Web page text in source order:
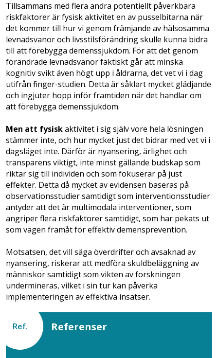
Tillsammans med flera andra potentiellt påverkbara
riskfaktorer är fysisk aktivitet en av pusselbitarna när
det kommer till hur vi genom främjande av hälsosamma
levnadsvanor och livsstilsförändring skulle kunna bidra
till att förebygga demenssjukdom. För att det genom
förändrade levnadsvanor faktiskt går att minska
kognitiv svikt även högt upp i åldrarna, det vet vi i dag
utifrån finger-studien. Detta är såklart mycket glädjande
och ingjuter hopp inför framtiden när det handlar om
att förebygga demenssjukdom.
Men att fysiskaktivitet i sig själv vore hela lösningen
stämmer inte, och hur mycket just det bidrar med vet vi i
dagsläget inte. Därför är nyansering, ärlighet och
transparens viktigt, inte minst gällande budskap som
riktar sig till individen och som fokuserar på just
effekter. Detta då mycket av evidensen baseras på
observationsstudier samtidigt som interventionsstudier
antyder att det är multimodala interventioner, som
angriper flera riskfaktorer samtidigt, som har pekats ut
som vägen framåt för effektiv demensprevention.
Motsatsen, det vill säga överdrifter och avsaknad av
nyansering, riskerar att medföra skuldbeläggning av
människor samtidigt som vikten av forskningen
undermineras, vilket i sin tur kan påverka
implementeringen av effektiva insatser.
Ref. Referenser